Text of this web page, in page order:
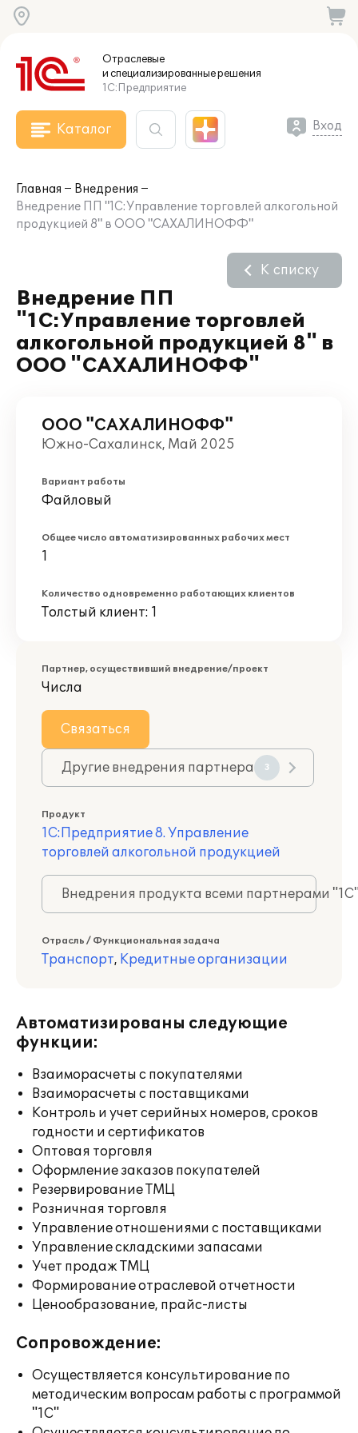
Отраслевые
и специализированныерешения
1С:Предприятие
Каталог Вход
Главная
Внедрения
Внедрение ПП "1С:Управление торговлей алкогольной
продукцией 8" в ООО "САХАЛИНОФФ"
Внедрение ПП
"1С:Управление торговлей
алкогольной продукцией 8" в
ООО "САХАЛИНОФФ"
К списку
ООО "САХАЛИНОФФ"
Южно-Сахалинск, Май 2025
Вариант работы
Файловый
Общее число автоматизированных рабочих мест
1
Количество одновременно работающих клиентов
Толстый клиент: 1
Партнер, осуществивший внедрение/проект
Числа
Связаться
Другие внедрения партнера 3
Продукт
1С:Предприятие 8. Управление
торговлей алкогольной продукцией
Внедрения продукта всеми партнерами
Отрасль / Функциональная задача
Транспорт, Кредитные организации
Автоматизированы следующие
функции:
Взаиморасчеты с покупателями
Взаиморасчеты с поставщиками
Контроль и учет серийных номеров, сроков
годности и сертификатов
Оптовая торговля
Оформление заказов покупателей
Резервирование ТМЦ
Розничная торговля
Управление отношениями с поставщиками
Управление складскими запасами
Учет продаж ТМЦ
Формирование отраслевой отчетности
Ценообразование, прайс-листы
Сопровождение:
Осуществляется консультирование по
методическим вопросам работы с программой
"1С"